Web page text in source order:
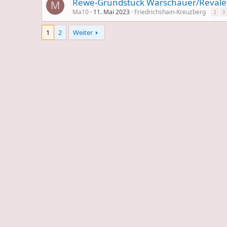
M
Ma10 11. Mai 2023 Friedrichshain-Kreuzberg 2 3
1 2 Weiter